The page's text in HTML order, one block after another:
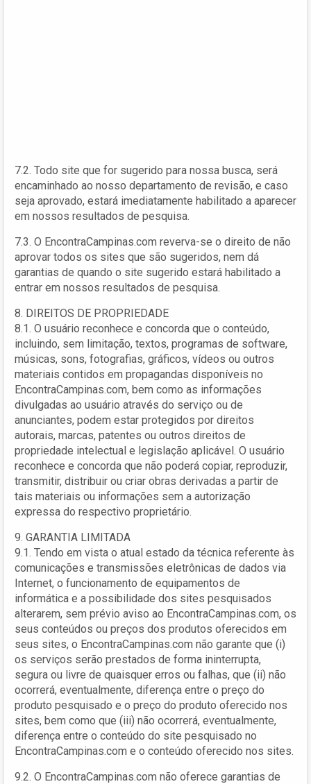
7.2. Todo site que for sugerido para nossa busca, será
encaminhado ao nosso departamento de revisão, e caso
seja aprovado, estará imediatamente habilitado a aparecer
em nossos resultados de pesquisa.
7.3. O EncontraCampinas.com reverva-se o direito de não
aprovar todos os sites que são sugeridos, nem dá
garantias de quando o site sugerido estará habilitado a
entrar em nossos resultados de pesquisa.
8. DIREITOS DE PROPRIEDADE
8.1. O usuário reconhece e concorda que o conteúdo,
incluindo, sem limitação, textos, programas de software,
músicas, sons, fotografias, gráficos, vídeos ou outros
materiais contidos em propagandas disponíveis no
EncontraCampinas.com, bem como as informações
divulgadas ao usuário através do serviço ou de
anunciantes, podem estar protegidos por direitos
autorais, marcas, patentes ou outros direitos de
propriedade intelectual e legislação aplicável. O usuário
reconhece e concorda que não poderá copiar, reproduzir,
transmitir, distribuir ou criar obras derivadas a partir de
tais materiais ou informações sem a autorização
expressa do respectivo proprietário.
9. GARANTIA LIMITADA
9.1. Tendo em vista o atual estado da técnica referente às
comunicações e transmissões eletrônicas de dados via
Internet, o funcionamento de equipamentos de
informática e a possibilidade dos sites pesquisados
alterarem, sem prévio aviso ao EncontraCampinas.com, os
seus conteúdos ou preços dos produtos oferecidos em
seus sites, o EncontraCampinas.com não garante que (i)
os serviços serão prestados de forma ininterrupta,
segura ou livre de quaisquer erros ou falhas, que (ii) não
ocorrerá, eventualmente, diferença entre o preço do
produto pesquisado e o preço do produto oferecido nos
sites, bem como que (iii) não ocorrerá, eventualmente,
diferença entre o conteúdo do site pesquisado no
EncontraCampinas.com e o conteúdo oferecido nos sites.
9.2. O EncontraCampinas.com não oferece garantias de